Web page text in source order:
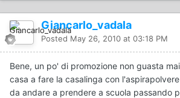
Giancarlo_vadala
Posted May 26, 2010 at 03:18 PM
Bene, un po' di promozione non guasta
casa a fare la casalinga con
da andare a prendere a scuola passando